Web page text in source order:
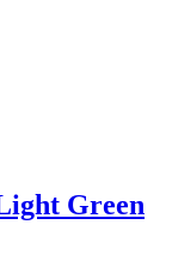
Green